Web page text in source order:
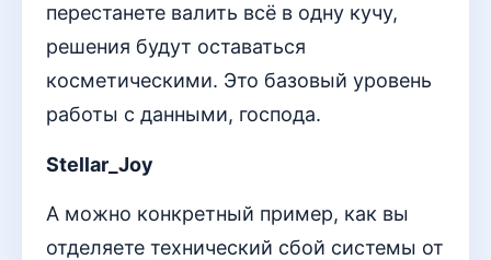
перестанете валить всё в одну кучу,
решения будут оставаться
косметическими. Это базовый уровень
работы с данными, господа.
Stellar_Joy
А можно конкретный пример, как вы
отделяете технический сбой системы от